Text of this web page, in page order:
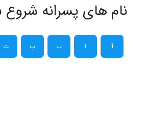
نام های پسرانه شروع
آ ا ب پ ت